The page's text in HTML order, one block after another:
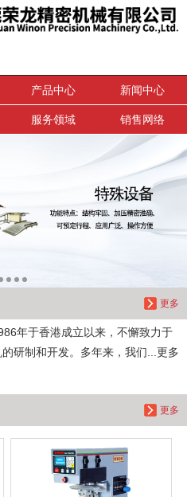
产品中心 新闻中心
服务领域 销售网络
更多
年于香港成立以来，不懈致力于
研制和开发。多年来，我们...更多
更多
搜索